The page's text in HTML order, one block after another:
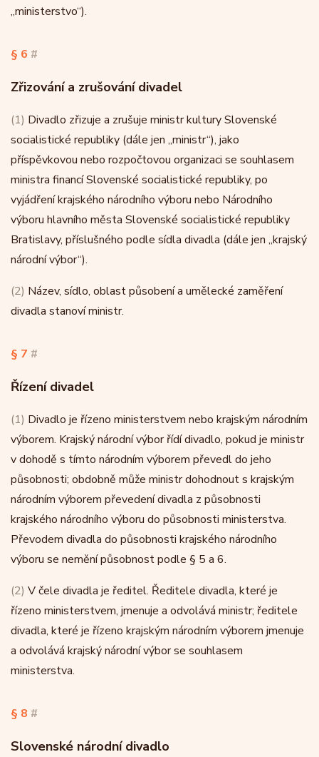
„ministerstvo“).
§ 6 #
Zřizování a zrušování divadel
(1) Divadlo zřizuje a zrušuje ministr kultury Slovenské
socialistické republiky (dále jen „ministr“), jako
příspěvkovou nebo rozpočtovou organizaci se souhlasem
ministra financí Slovenské socialistické republiky, po
vyjádření krajského národního výboru nebo Národního
výboru hlavního města Slovenské socialistické republiky
Bratislavy, příslušného podle sídla divadla (dále jen „krajský
národní výbor“).
(2) Název, sídlo, oblast působení a umělecké zaměření
divadla stanoví ministr.
§ 7 #
Řízení divadel
(1) Divadlo je řízeno ministerstvem nebo krajským národním
výborem. Krajský národní výbor řídí divadlo, pokud je ministr
v dohodě s tímto národním výborem převedl do jeho
působnosti; obdobně může ministr dohodnout s krajským
národním výborem převedení divadla z působnosti
krajského národního výboru do působnosti ministerstva.
Převodem divadla do působnosti krajského národního
výboru se nemění působnost podle § 5 a 6.
(2) V čele divadla je ředitel. Ředitele divadla, které je
řízeno ministerstvem, jmenuje a odvolává ministr; ředitele
divadla, které je řízeno krajským národním výborem jmenuje
a odvolává krajský národní výbor se souhlasem
ministerstva.
§ 8 #
Slovenské národní divadlo